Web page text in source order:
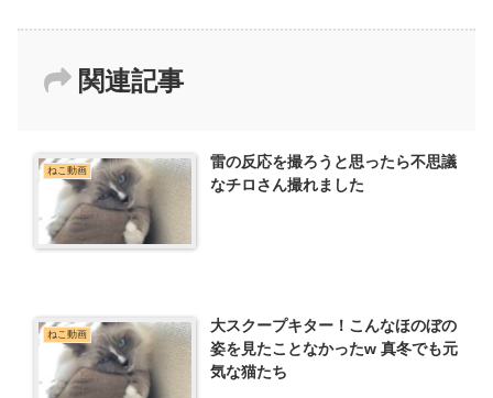
関連記事
ねこ動画
雷の反応を撮ろうと思ったら不思議
なチロさん撮れました
ねこ動画
大スクープキター！こんなほのぼの
姿を見たことなかったw 真冬でも元
気な猫たち